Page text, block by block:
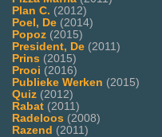
Plan C. (2012)
Poel, De (2014)
Popoz (2015)
President, De (2011)
Prins (2015)
Prooi (2016)
Publieke Werken (2015)
Quiz (2012)
Rabat (2011)
Radeloos (2008)
Razend (2011)